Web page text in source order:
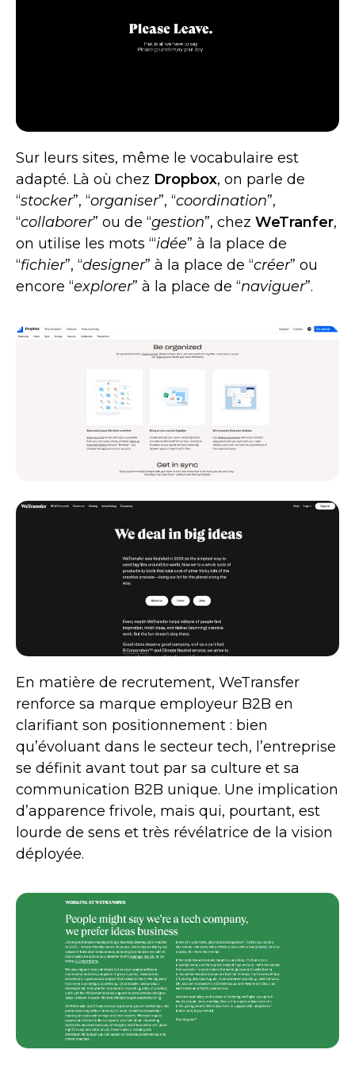
Sur leurs sites, même le vocabulaire est
adapté. Là où chez Dropbox, on parle de
“stocker”, “organiser”, “coordination”,
“collaborer” ou de “gestion”, chez WeTranfer,
on utilise les mots “‘idée” à la place de
“fichier”, “designer” à la place de “créer” ou
encore “explorer” à la place de “naviguer”.
En matière de recrutement, WeTransfer
renforce sa marque employeur B2B en
clarifiant son positionnement : bien
qu’évoluant dans le secteur tech, l’entreprise
se définit avant tout par sa culture et sa
communication B2B unique. Une implication
d’apparence frivole, mais qui, pourtant, est
lourde de sens et très révélatrice de la vision
déployée.